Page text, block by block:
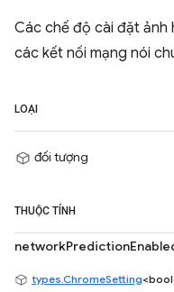
Các chế độ cài đặt ảnh
các kết nối mạng nói
LOẠI
đối tượng
THUỘC TÍNH
types.ChromeSetting